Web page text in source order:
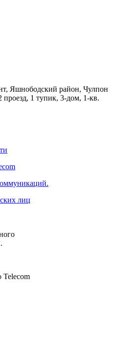
Яшнободский район, Чулпон
1 тупик, 3-дом, 1-кв.
лиц